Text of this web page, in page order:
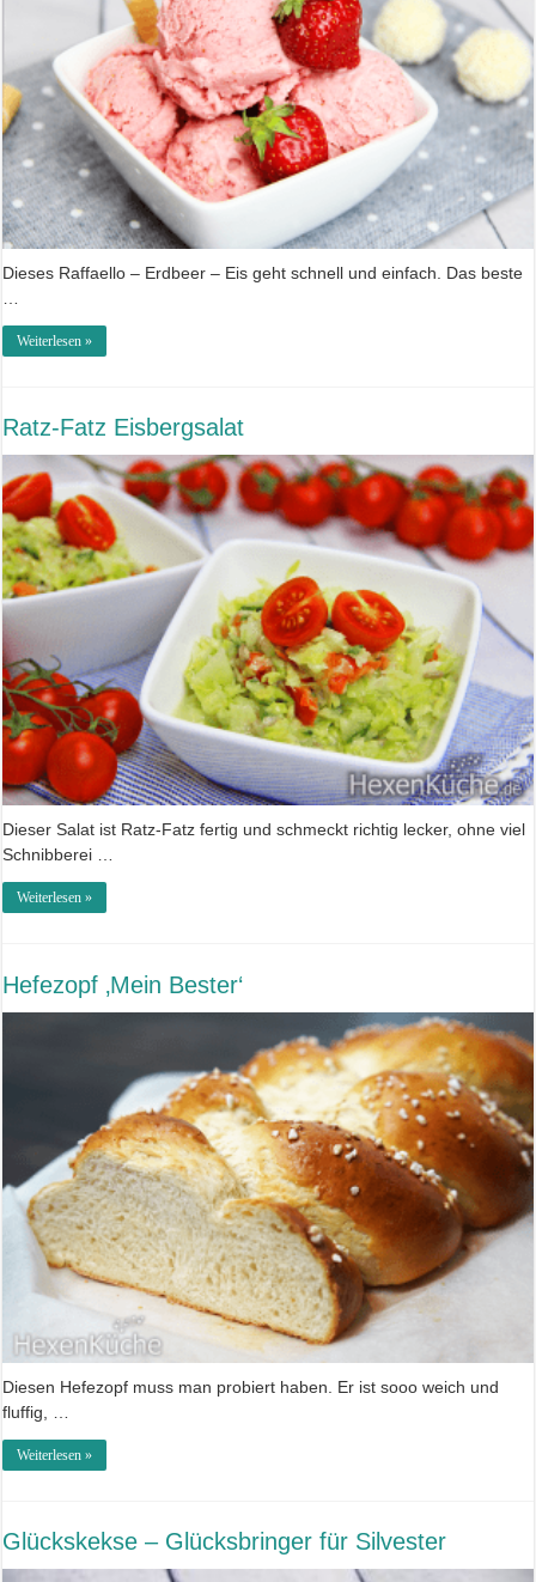
Dieses Raffaello – Erdbeer – Eis geht schnell und einfach. Das beste
…
Weiterlesen »
Ratz-Fatz Eisbergsalat
Dieser Salat ist Ratz-Fatz fertig und schmeckt richtig lecker, ohne viel
Schnibberei …
Weiterlesen »
Hefezopf ‚Mein Bester‘
Diesen Hefezopf muss man probiert haben. Er ist sooo weich und
fluffig, …
Weiterlesen »
Glückskekse – Glücksbringer für Silvester